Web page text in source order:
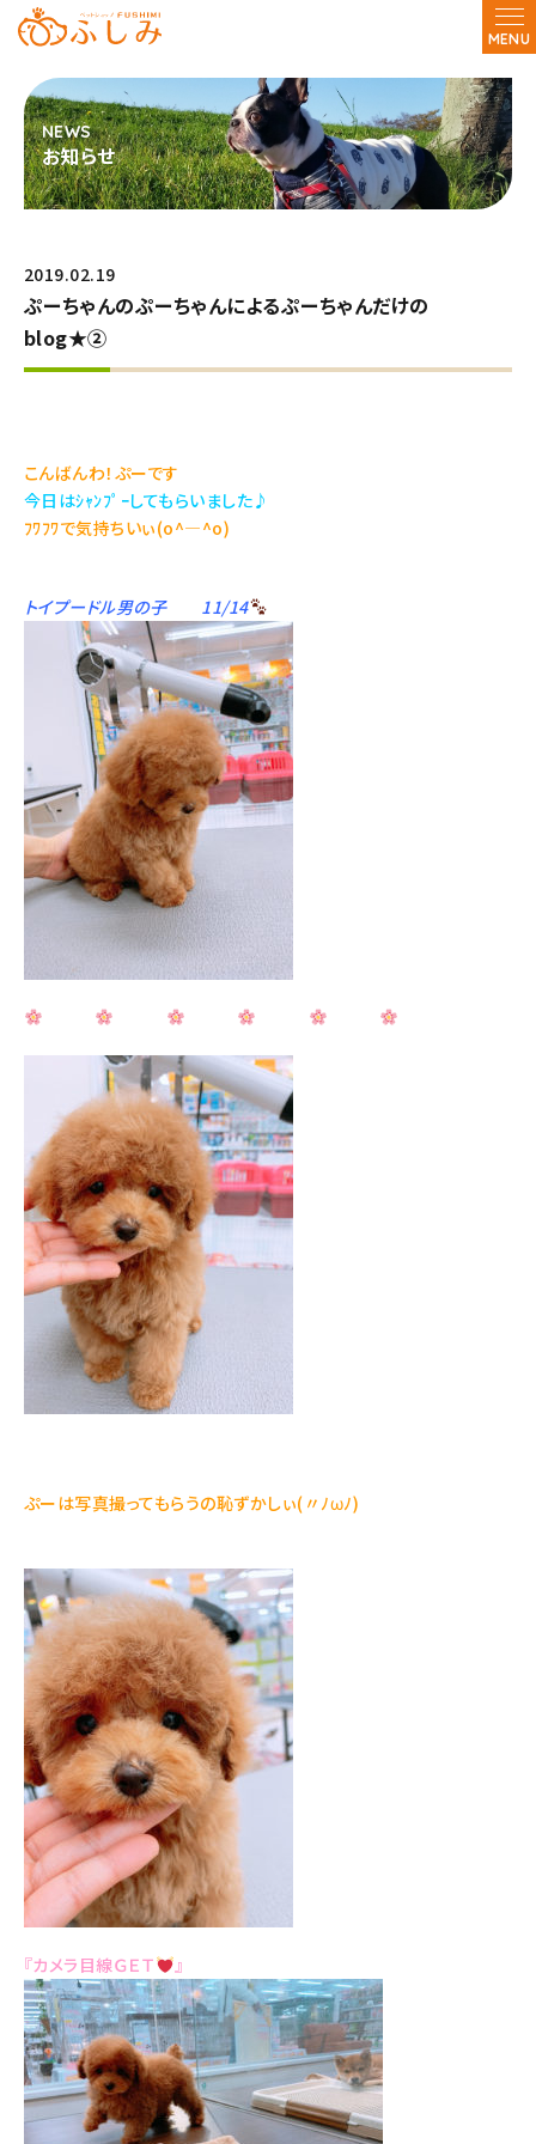
MENU
お知らせ
2019.02.19
ぷーちゃんのぷーちゃんによるぷーちゃんだけの
blog★②
こんばんわ！ぷーです
今日はｼｬﾝﾌﾟｰしてもらいました♪
ﾌﾜﾌﾜで気持ちいぃ(o^―^o)
トイプードル男の子 11/14
ぷーは写真撮ってもらうの恥ずかしぃ(〃ﾉωﾉ)
『カメラ目線ＧＥＴ 』